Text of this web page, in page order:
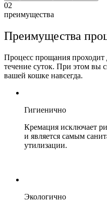
02
преимущества
Преимущества
Процесс прощания
течение суток. При этом вы
вашей кошке навсегда.
Гигиенично
Кремация исключает
и является самым
утилизации.
Экологично